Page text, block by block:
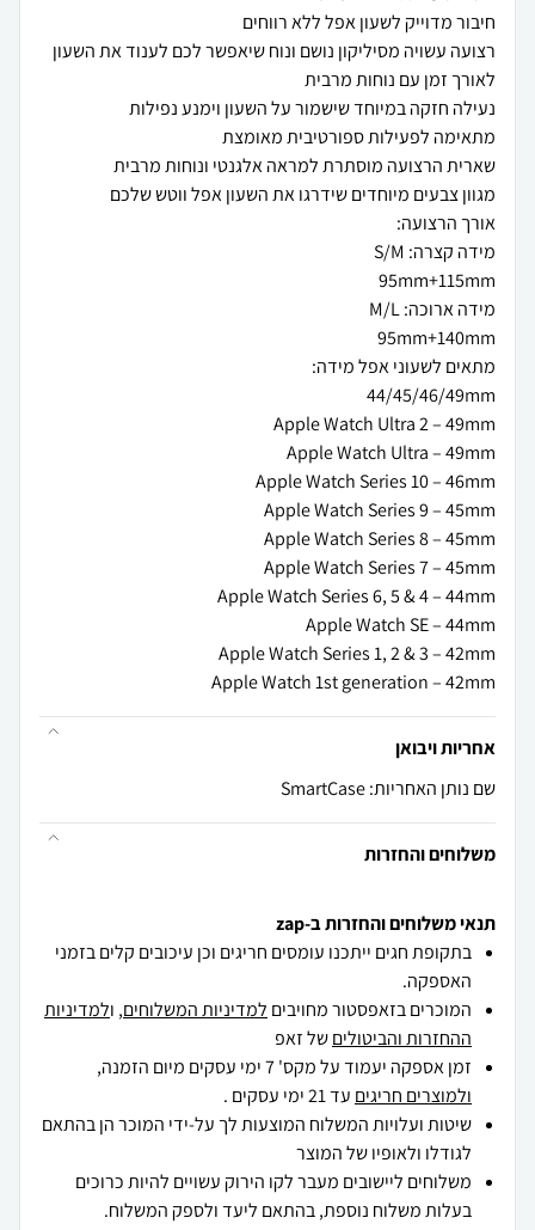
רצועה עשויה מסיליקון נושם ונוח שיאפשר לכם לענוד את השעון
Apple Watch 1st generation – 42mm
אחריות ויבואן
שם נותן האחריות: SmartCase
משלוחים והחזרות
תנאי משלוחים והחזרות ב-zap
בתקופת חגים ייתכנו עומסים חריגים וכן עיכובים קלים בזמני
האספקה.
המוכרים בזאפסטור מחויבים למדיניות המשלוחים, ולמדיניות
ההחזרות והביטוליםשל זאפ
זמן אספקה יעמוד על מקס' 7 ימי עסקים מיום הזמנה,
ולמוצרים חריגים עד 21 ימי עסקים .
שיטות ועלויות המשלוח המוצעות לך על-ידי המוכר הן בהתאם
לגודלו ולאופיו של המוצר
משלוחים ליישובים מעבר לקו הירוק עשויים להיות כרוכים
בעלות משלוח נוספת, בהתאם ליעד ולספק המשלוח.